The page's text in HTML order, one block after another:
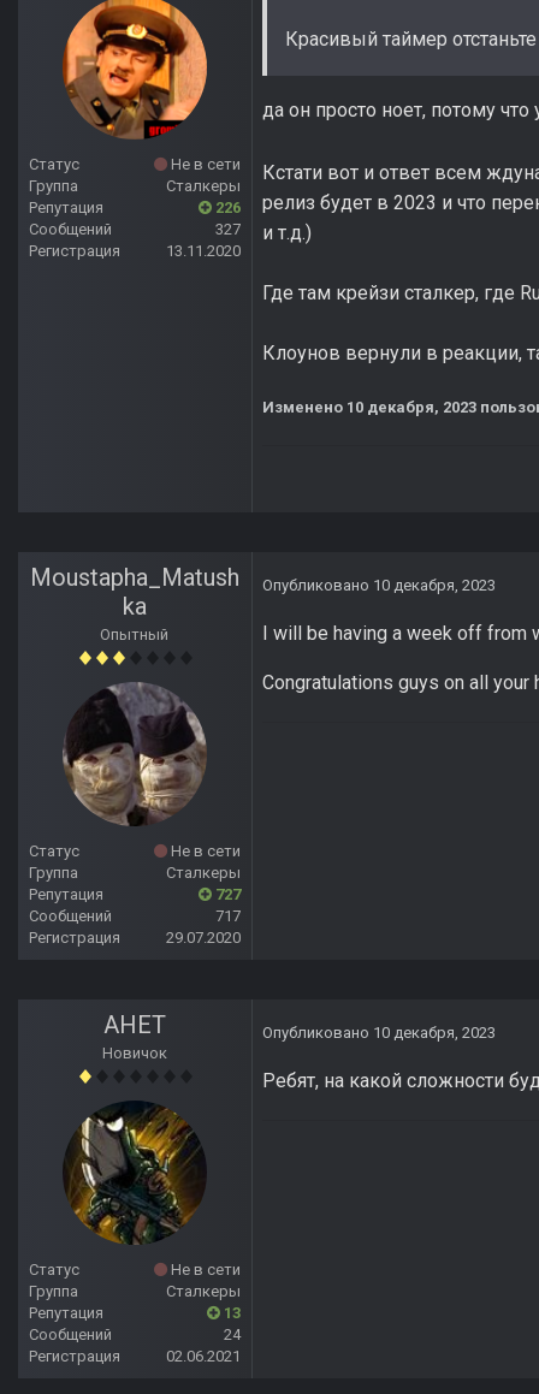
Статус
Не в сети
Группа
Сталкеры
Репутация
226
Сообщений
327
Регистрация
13.11.2020
Красивый таймер отстаньте
да он просто ноет, потому
Кстати вот и ответ всем
релиз будет в 2023 и что
и т.д.)
Где там крейзи сталкер, где
Клоунов вернули в реакции,
Изменено 10 декабря, 2023
Moustapha_Matush
ka
Опытный
Статус
Не в сети
Группа
Сталкеры
Репутация
727
Сообщений
717
Регистрация
29.07.2020
Опубликовано 10 декабря, 2023
I will be having a week off
Congratulations guys on all
АНЕТ
Новичок
Статус
Не в сети
Группа
Сталкеры
Репутация
13
Сообщений
24
Регистрация
02.06.2021
Опубликовано 10 декабря, 2023
Ребят, на какой сложности